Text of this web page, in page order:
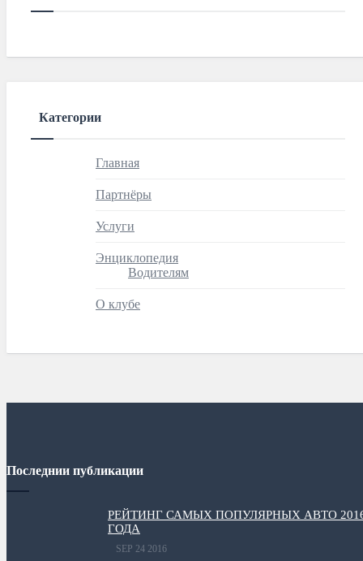
Категории
Главная
Партнёры
Услуги
Энциклопедия
Водителям
О клубе
Последнии публикации
РЕЙТИНГ САМЫХ ПОПУЛЯРНЫХ АВТО
ГОДА
SEP 24 2016